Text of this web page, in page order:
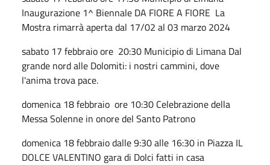
Inaugurazione 1^ Biennale DA FIORE A FIORE La
Mostra rimarrà aperta dal 17/02 al 03 marzo 2024
sabato 17 febbraio ore 20:30 Municipio di Limana Dal
grande nord alle Dolomiti: i nostri cammini, dove
l'anima trova pace.
domenica 18 febbraio ore 10:30 Celebrazione della
Messa Solenne in onore del Santo Patrono
domenica 18 febbraio dalle 9:30 alle 16:30 in Piazza IL
DOLCE VALENTINO gara di Dolci fatti in casa